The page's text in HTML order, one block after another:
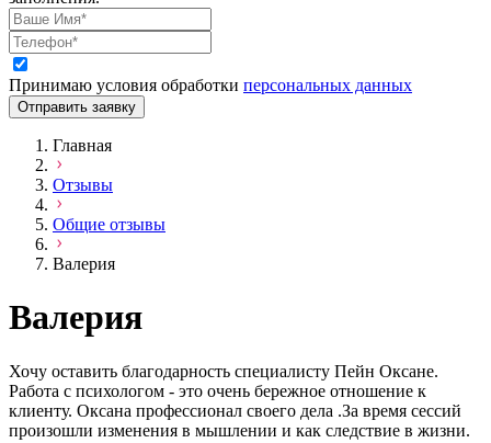
Принимаю условия обработки персональных данных
Отправить заявку
Главная
Отзывы
Общие отзывы
Валерия
Валерия
Хочу оставить благодарность специалисту Пейн Оксане.
Работа с психологом - это очень бережное отношение к
клиенту. Оксана профессионал своего дела .За время сессий
произошли изменения в мышлении и как следствие в жизни.